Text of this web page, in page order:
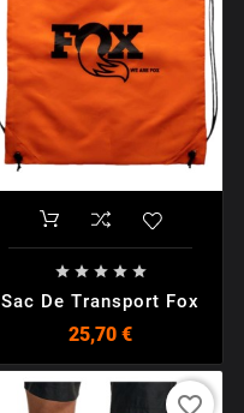
    
Sac De Transport Fox
25,70 €
favorite_border